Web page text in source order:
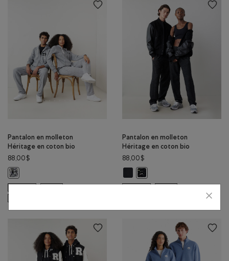
Pantalon en molleton
Héritage en coton bio
88,00$
Pantalon en molleton Héritage en coton bio : SEL ET POIVRE Couleur
Pantalon en molleton
Héritage en coton bio
88,00$
Pantalon en molleton Héritage
Pantalon en molleton